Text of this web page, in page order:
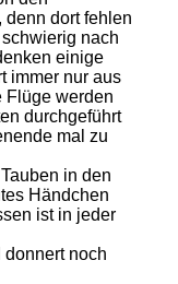
dort fehlen
nach
einige
immer nur aus
Flüge werden
durchgeführt
mal zu
in den
Händchen
ist in jeder
donnert noch